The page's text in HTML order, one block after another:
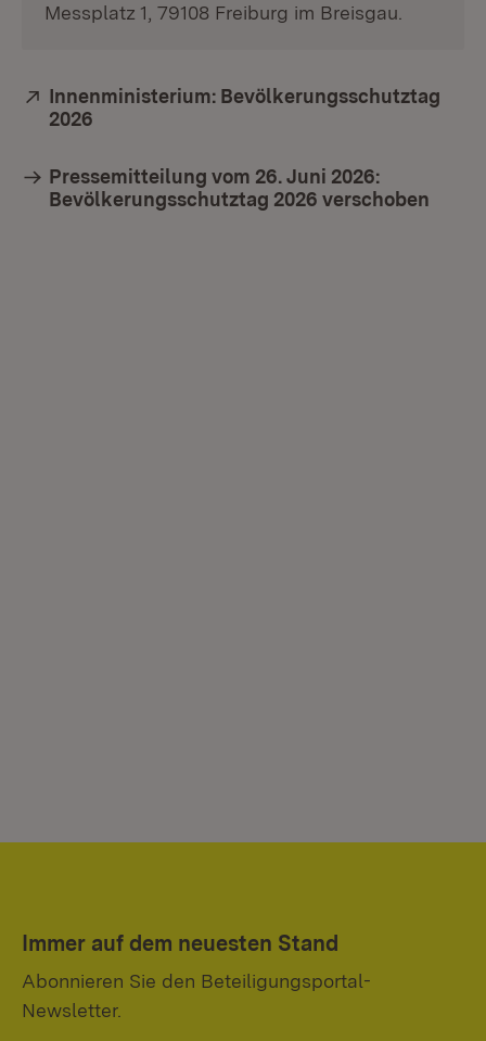
Messplatz 1, 79108 Freiburg im Breisgau.
Extern:
Innenministerium: Bevölkerungsschutztag
2026
Pressemitteilung vom 26. Juni 2026:
Bevölkerungsschutztag 2026 verschoben
Immer auf dem neuesten Stand
Abonnieren Sie den Beteiligungsportal-
Newsletter.